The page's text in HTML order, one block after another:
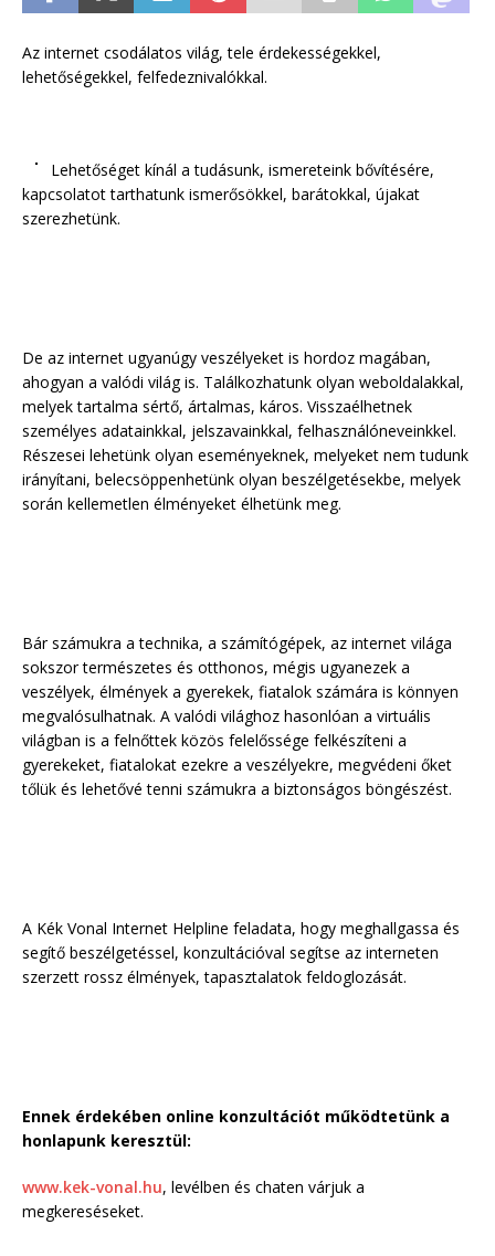
Az internet csodálatos világ, tele érdekességekkel,
lehetőségekkel, felfedeznivalókkal.
Lehetőséget kínál a tudásunk, ismereteink bővítésére,
kapcsolatot tarthatunk ismerősökkel, barátokkal, újakat
szerezhetünk.
De az internet ugyanúgy veszélyeket is hordoz magában,
ahogyan a valódi világ is. Találkozhatunk olyan weboldalakkal,
melyek tartalma sértő, ártalmas, káros. Visszaélhetnek
személyes adatainkkal, jelszavainkkal, felhasználóneveinkkel.
Részesei lehetünk olyan eseményeknek, melyeket nem tudunk
irányítani, belecsöppenhetünk olyan beszélgetésekbe, melyek
során kellemetlen élményeket élhetünk meg.
Bár számukra a technika, a számítógépek, az internet világa
sokszor természetes és otthonos, mégis ugyanezek a
veszélyek, élmények a gyerekek, fiatalok számára is könnyen
megvalósulhatnak. A valódi világhoz hasonlóan a virtuális
világban is a felnőttek közös felelőssége felkészíteni a
gyerekeket, fiatalokat ezekre a veszélyekre, megvédeni őket
tőlük és lehetővé tenni számukra a biztonságos böngészést.
A Kék Vonal Internet Helpline feladata, hogy meghallgassa és
segítő beszélgetéssel, konzultációval segítse az interneten
szerzett rossz élmények, tapasztalatok feldoglozását.
Ennek érdekében online konzultációt működtetünk a
honlapunk keresztül:
www.kek-vonal.hu, levélben és chaten várjuk a
megkereséseket.